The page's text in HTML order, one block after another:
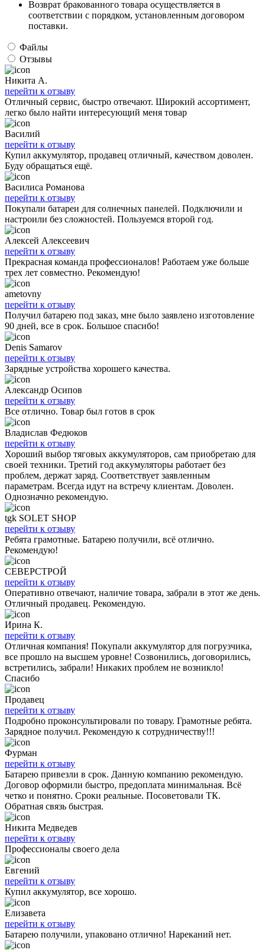
Возврат бракованного товара осуществляется в
соответствии с порядком, установленным договором
поставки.
Файлы
Отзывы
Никита А.
перейти к отзыву
Отличный сервис, быстро отвечают. Широкий ассортимент,
легко было найти интересующий меня товар
Василий
перейти к отзыву
Купил аккумулятор, продавец отличный, качеством доволен.
Буду обращаться ещё.
Василиса Романова
перейти к отзыву
Покупали батареи для солнечных панелей. Подключили и
настроили без сложностей. Пользуемся второй год.
Алексей Алексеевич
перейти к отзыву
Прекрасная команда профессионалов! Работаем уже больше
трех лет совместно. Рекомендую!
ametovny
перейти к отзыву
Получил батарею под заказ, мне было заявлено изготовление
90 дней, все в срок. Большое спасибо!
Denis Samarov
перейти к отзыву
Зарядные устройства хорошего качества.
Александр Осипов
перейти к отзыву
Все отлично. Товар был готов в срок
Владислав Федюков
перейти к отзыву
Хороший выбор тяговых аккумуляторов, сам приобретаю для
своей техники. Третий год аккумуляторы работает без
проблем, держат заряд. Соответствует заявленным
параметрам. Всегда идут на встречу клиентам. Доволен.
Однозначно рекомендую.
tgk SOLET SHOP
перейти к отзыву
Ребята грамотные. Батарею получили, всё отлично.
Рекомендую!
СЕВЕРСТРОЙ
перейти к отзыву
Оперативно отвечают, наличие товара, забрали в этот же день.
Отличный продавец. Рекомендую.
Ирина К.
перейти к отзыву
Отличная компания! Покупали аккумулятор для погрузчика,
все прошло на высшем уровне! Созвонились, договорились,
встретились, забрали! Никаких проблем не возникло!
Спасибо
Продавец
перейти к отзыву
Подробно проконсультировали по товару. Грамотные ребята.
Зарядное получил. Рекомендую к сотрудничеству!!!
Фурман
перейти к отзыву
Батарею привезли в срок. Данную компанию рекомендую.
Договор оформили быстро, предоплата минимальная. Всё
четко и понятно. Сроки реальные. Посоветовали ТК.
Обратная связь быстрая.
Никита Медведев
перейти к отзыву
Профессионалы своего дела
Евгений
перейти к отзыву
Купил аккумулятор, все хорошо.
Елизавета
перейти к отзыву
Батарею получили, упаковано отлично! Нареканий нет.